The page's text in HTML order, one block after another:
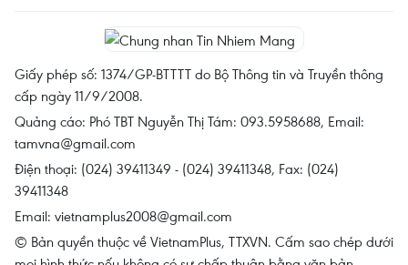
Giấy phép số: 1374/GP-BTTTT do Bộ Thông tin và Truyền thông
cấp ngày 11/9/2008.
Quảng cáo: Phó TBT Nguyễn Thị Tám: 093.5958688, Email:
tamvna@gmail.com
Điện thoại: (024) 39411349 - (024) 39411348, Fax: (024)
39411348
Email: vietnamplus2008@gmail.com
© Bản quyền thuộc về VietnamPlus, TTXVN. Cấm sao chép dưới